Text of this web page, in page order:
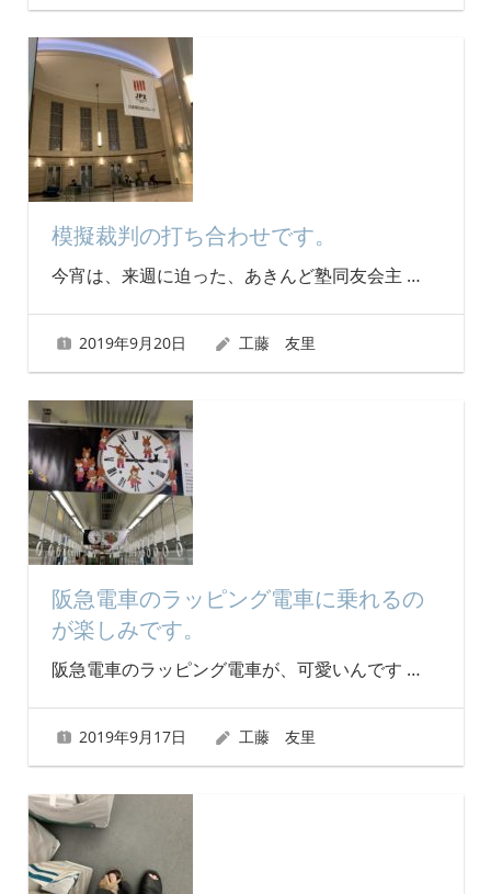
模擬裁判の打ち合わせです。
今宵は、来週に迫った、あきんど塾同友会主 …
2019年9月20日 工藤 友里
阪急電車のラッピング電車に乗れるの
が楽しみです。
阪急電車のラッピング電車が、可愛いんです …
2019年9月17日 工藤 友里